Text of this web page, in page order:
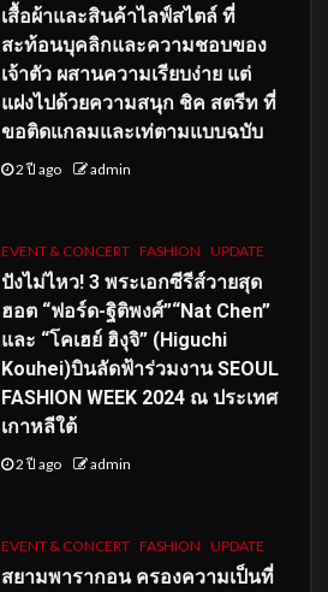
เสื้อผ้าและสินค้าไลฟ์สไตล์ ที่
สะท้อนบุคลิกและความชอบของ
เจ้าตัว ผสานความเรียบง่าย แต่
แฝงไปด้วยความสนุก ชิค สตรีท ที่
ขอติดแกลมและเท่ตามแบบฉบับ
2 ปี ago admin
EVENT & CONCERT FASHION UPDATE
ปังไม่ไหว! 3 พระเอกซีรีส์วายสุด
ฮอต “ฟอร์ด-ฐิติพงศ์”“Nat Chen”
และ “โคเฮย์ ฮิงุจิ” (Higuchi
Kouhei)บินลัดฟ้าร่วมงาน SEOUL
FASHION WEEK 2024 ณ ประเทศ
เกาหลีใต้
2 ปี ago admin
EVENT & CONCERT FASHION UPDATE
สยามพารากอน ครองความเป็นที่